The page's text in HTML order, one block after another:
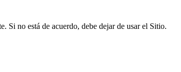
no está de acuerdo, debe dejar de usar el Sitio.